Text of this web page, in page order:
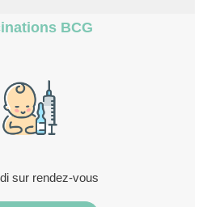
BCG
sur rendez-vous